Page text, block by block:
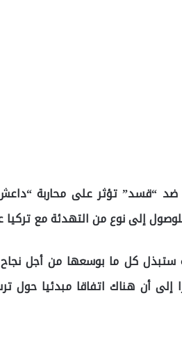
ضد “قسد” تؤثر على محاربة
إلى نوع من التهدئة مع
ستبذل كل ما بوسعها من أجل
إلى أن هناك اتفاقا مبدئيا حول